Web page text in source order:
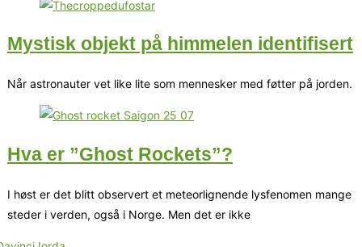
Mystisk objekt på himmelen identifisert
Når astronauter vet like lite som mennesker med føtter på jorden.
Hva er ”Ghost Rockets”?
I høst er det blitt observert et meteorlignende lysfenomen mange
steder i verden, også i Norge. Men det er ikke